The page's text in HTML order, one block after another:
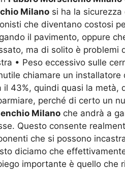
Milano si ha la
che diventano costosi
il pavimento, oppure
ma di solito è problemi
• Peso eccessivo sulle
chiamare un installatore
43%, quindi quasi la metà,
perché di certo un
Milano che andrà a
Questo consente
che si possono
diciamo che
importante è quello che